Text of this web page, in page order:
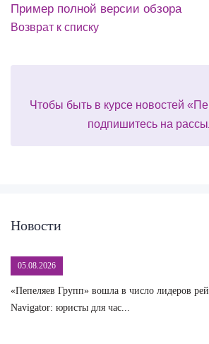
Пример полной версии обзора
Возврат к списку
Чтобы быть в курсе новостей
подпишитесь на
Новости
05.08.2026
«Пепеляев Групп» вошла в число лидеров
Navigator: юристы для час...